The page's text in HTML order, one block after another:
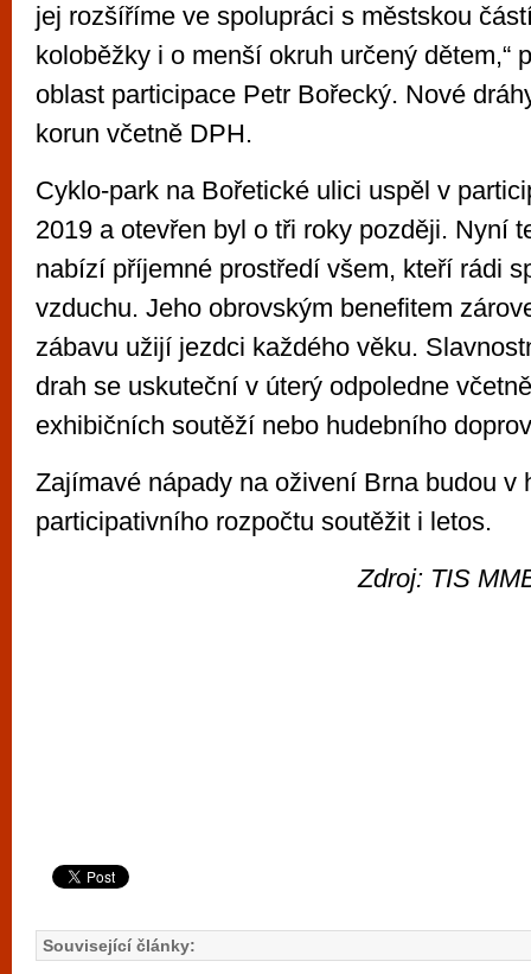
jej rozšíříme ve spolupráci s městskou
koloběžky i o menší okruh určený dětem,“
oblast participace Petr Bořecký. Nové
korun včetně DPH.
Cyklo-park na Bořetické ulici uspěl v
2019 a otevřen byl o tři roky později. Nyní
nabízí příjemné prostředí všem, kteří rádi
vzduchu. Jeho obrovským benefitem
zábavu užijí jezdci každého věku.
drah se uskuteční v úterý odpoledne
exhibičních soutěží nebo hudebního
Zajímavé nápady na oživení Brna budou v
participativního rozpočtu soutěžit i letos.
Zdroj: TIS
Související články: